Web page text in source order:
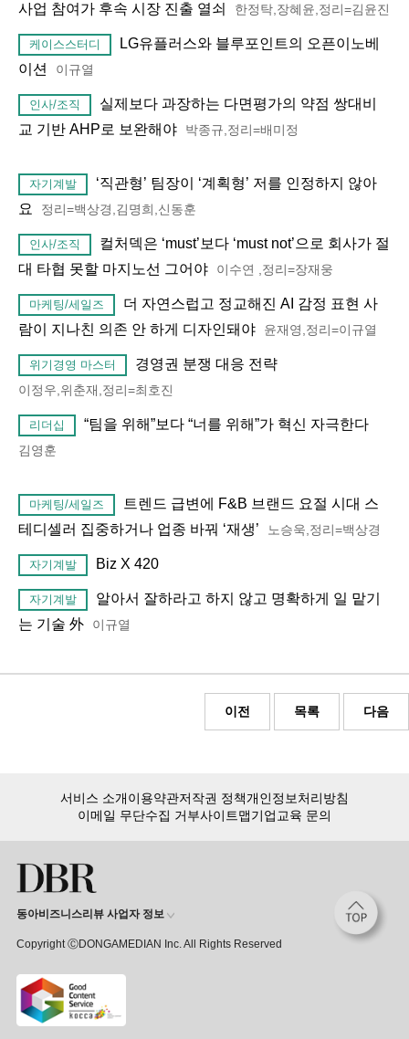
사업 참여가 후속 시장 진출 열쇠
한정탁,장혜윤,정리=김윤진
케이스스터디
LG유플러스와 블루포인트의 오픈이노베
이션
이규열
인사/조직
실제보다 과장하는 다면평가의 약점 쌍대비
교 기반 AHP로 보완해야
박종규,정리=배미정
자기계발
‘직관형’ 팀장이 ‘계획형’ 저를 인정하지 않아
요
정리=백상경,김명희,신동훈
인사/조직
컬처덱은 ‘must’보다 ‘must not’으로 회사가 절
대 타협 못할 마지노선 그어야
이수연 ,정리=장재웅
마케팅/세일즈
더 자연스럽고 정교해진 AI 감정 표현 사
람이 지나친 의존 안 하게 디자인돼야
윤재영,정리=이규열
위기경영 마스터 경영권 분쟁 대응 전략
이정우,위춘재,정리=최호진
리더십 “팀을 위해”보다 “너를 위해”가 혁신 자극한다
김영훈
마케팅/세일즈
트렌드 급변에 F&B 브랜드 요절 시대 스
테디셀러 집중하거나 업종 바꿔 ‘재생’
노승욱,정리=백상경
자기계발 Biz X 420
자기계발
알아서 잘하라고 하지 않고 명확하게 일 맡기
는 기술 外
이규열
이전 목록 다음
서비스 소개이용약관저작권 정책개인정보처리방침
이메일 무단수집 거부사이트맵기업교육 문의
동아비즈니스리뷰 사업자 정보
Copyright ⒸDONGAMEDIAN Inc. All Rights Reserved